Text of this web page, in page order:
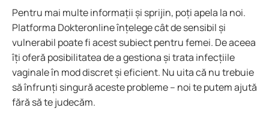
Pentru mai multe informații și sprijin, poți apela la noi.
Platforma Dokteronline înțelege cât de sensibil și
vulnerabil poate fi acest subiect pentru femei. De aceea
îți oferă posibilitatea de a gestiona și trata infecțiile
vaginale în mod discret și eficient. Nu uita că nu trebuie
să înfrunți singură aceste probleme – noi te putem ajută
fără să te judecăm.